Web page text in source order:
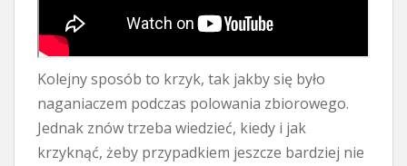
Kolejny sposób to krzyk, tak jakby się było
naganiaczem podczas polowania zbiorowego.
Jednak znów trzeba wiedzieć, kiedy i jak
krzyknąć, żeby przypadkiem jeszcze bardziej nie